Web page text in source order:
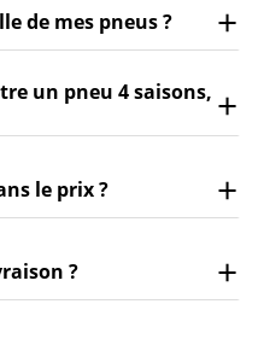
de mes pneus ?
un pneu 4 saisons,
le prix ?
?